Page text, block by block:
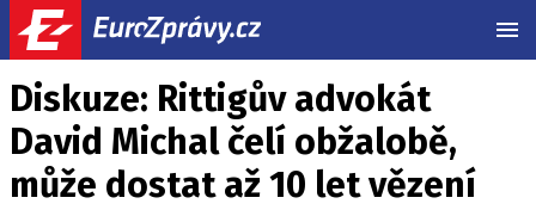
Diskuze: Rittigův advokát
David Michal čelí obžalobě,
může dostat až 10 let vězení